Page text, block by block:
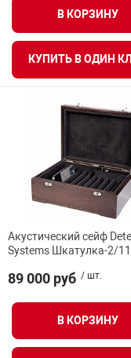
и
объектов
периметра
техника
В КОРЗИНУ
КУПИТЬ В ОДИН
Акустический сейф
Systems Шкатулка-2/11
89 000 руб / шт.
В КОРЗИНУ